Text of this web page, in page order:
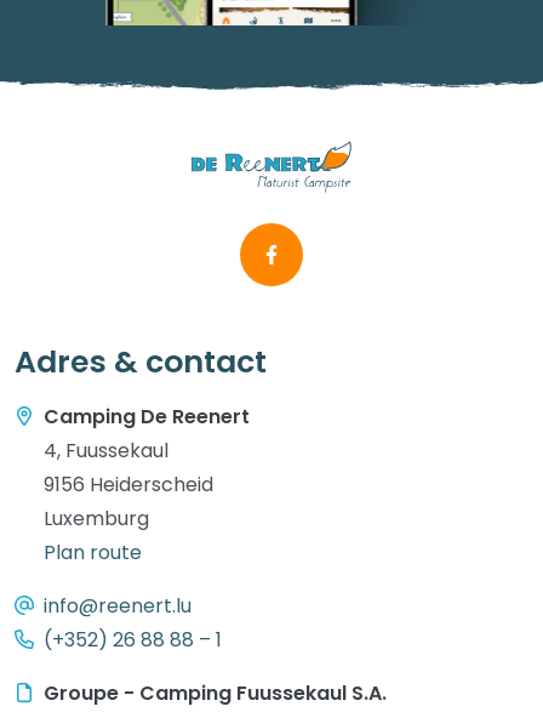
Adres & contact
Camping De Reenert
4, Fuussekaul
9156 Heiderscheid
Luxemburg
Plan route
info@reenert.lu
(+352) 26 88 88 – 1
Groupe - Camping Fuussekaul S.A.